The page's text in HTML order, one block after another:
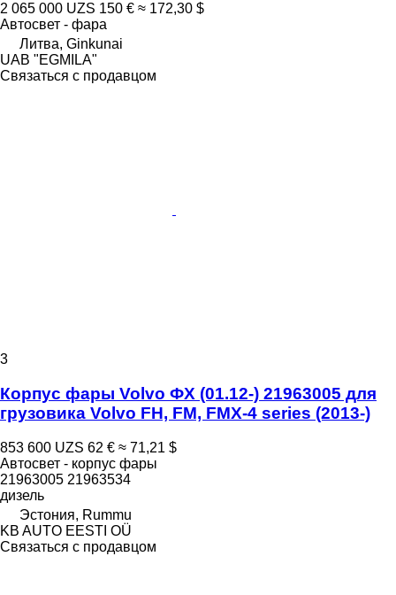
2 065 000 UZS 150 € ≈ 172,30 $
Автосвет - фара
Литва, Ginkunai
UAB "EGMILA"
Связаться с продавцом
3
Корпус фары Volvo ФХ (01.12-) 21963005 для
грузовика Volvo FH, FM, FMX-4 series (2013-)
853 600 UZS 62 € ≈ 71,21 $
Автосвет - корпус фары
21963005 21963534
дизель
Эстония, Rummu
KB AUTO EESTI OÜ
Связаться с продавцом